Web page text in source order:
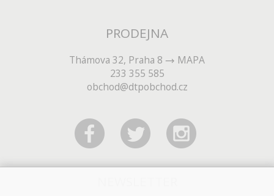
PRODEJNA
Thámova 32, Praha 8
MAPA
233 355 585
obchod@dtpobchod.cz